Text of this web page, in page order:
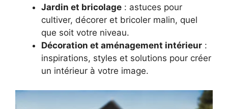
Jardin et bricolage : astuces pour
cultiver, décorer et bricoler malin, quel
que soit votre niveau.
Décoration et aménagement intérieur :
inspirations, styles et solutions pour créer
un intérieur à votre image.